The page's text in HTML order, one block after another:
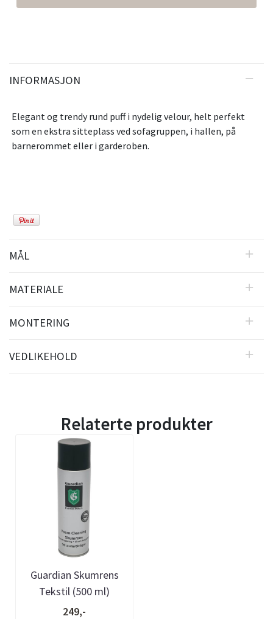
INFORMASJON
Elegant og trendy rund puff i nydelig velour, helt perfekt
som en ekstra sitteplass ved sofagruppen, i hallen, på
barnerommet eller i garderoben.
MÅL
MATERIALE
MONTERING
VEDLIKEHOLD
Relaterte produkter
Guardian Skumrens
Tekstil (500 ml)
249,-